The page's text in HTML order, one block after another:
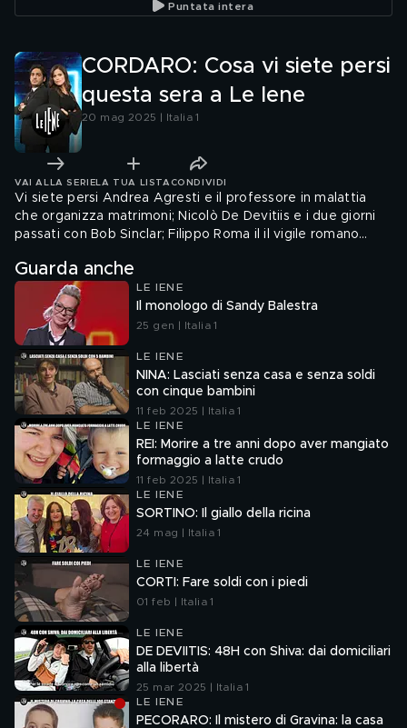
Puntata intera
CORDARO: Cosa vi siete persi
questa sera a Le Iene
20 mag 2025 | Italia 1
VAI ALLA SERIE LA TUA LISTA CONDIVIDI
Vi siete persi Andrea Agresti e il professore in malattia
che organizza matrimoni; Nicolò De Devitiis e i due giorni
passati con Bob Sinclar; Filippo Roma il il vigile romano
Guarda anche
LE IENE
Il monologo di Sandy Balestra
25 gen | Italia 1
LE IENE
NINA: Lasciati senza casa e senza soldi
con cinque bambini
11 feb 2025 | Italia 1
LE IENE
REI: Morire a tre anni dopo aver mangiato
formaggio a latte crudo
11 feb 2025 | Italia 1
LE IENE
SORTINO: Il giallo della ricina
24 mag | Italia 1
LE IENE
CORTI: Fare soldi con i piedi
01 feb | Italia 1
LE IENE
DE DEVIITIS: 48H con Shiva: dai domiciliari
alla libertà
25 mar 2025 | Italia 1
LE IENE
PECORARO: Il mistero di Gravina: la casa